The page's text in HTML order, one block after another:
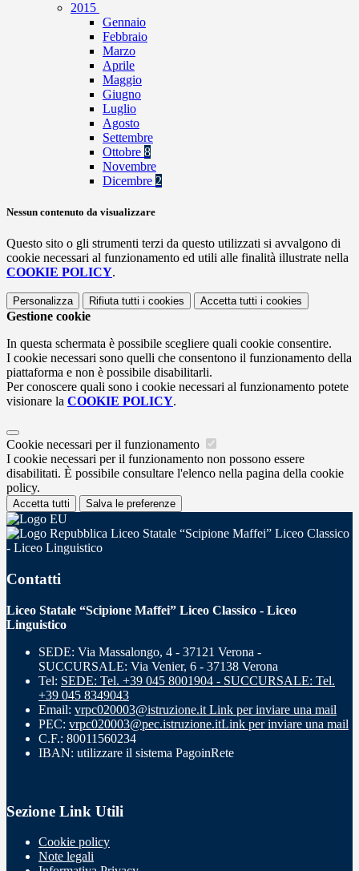
2015
Gennaio
Febbraio
Marzo
Aprile
Maggio
Giugno
Luglio
Agosto
Settembre
Ottobre 8
Novembre
Dicembre 2
Nessun contenuto da visualizzare
Questo sito o gli strumenti terzi da questo utilizzati si avvalgono di
cookie necessari al funzionamento ed utili alle finalità illustrate nella
COOKIE POLICY.
Personalizza Rifiuta tutti i cookies Accetta tutti i cookies
Gestione cookie
In questa schermata è possibile scegliere quali cookie consentire.
I cookie necessari sono quelli che consentono il funzionamento della
piattaforma e non è possibile disabilitarli.
Per conoscere quali sono i cookie necessari al funzionamento potete
visionare la COOKIE POLICY.
Cookie necessari per il funzionamento
I cookie necessari per il funzionamento non possono essere
disabilitati. È possibile consultare l'elenco nella pagina della cookie
policy.
Accetta tutti Salva le preferenze
Liceo Statale “Scipione Maffei” Liceo Classico
- Liceo Linguistico
Contatti
Liceo Statale “Scipione Maffei” Liceo Classico - Liceo
Linguistico
SEDE: Via Massalongo, 4 - 37121 Verona -
SUCCURSALE: Via Venier, 6 - 37138 Verona
Tel: SEDE: Tel. +39 045 8001904 - SUCCURSALE: Tel.
+39 045 8349043
Email: vrpc020003@istruzione.it Link per inviare una mail
PEC: vrpc020003@pec.istruzione.itLink per inviare una mail
C.F.: 80011560234
IBAN: utilizzare il sistema PagoinRete
Sezione Link Utili
Cookie policy
Note legali